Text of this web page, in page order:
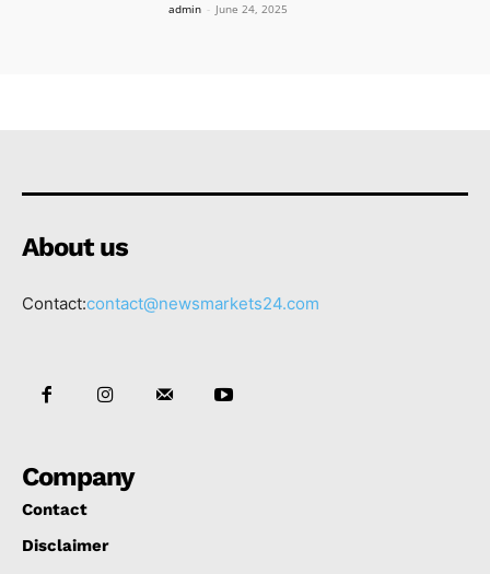
admin - June 24, 2025
About us
Contact:contact@newsmarkets24.com
Company
Contact
Disclaimer